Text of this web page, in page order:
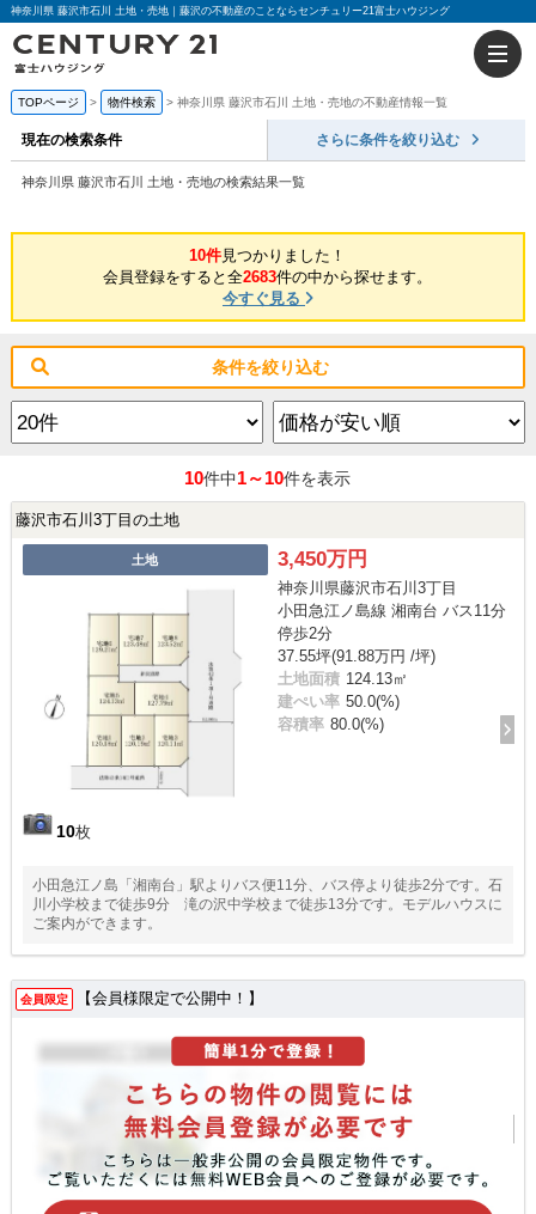
神奈川県 藤沢市石川 土地・売地｜藤沢の不動産のことならセンチュリー21富士ハウジング
TOPページ 物件検索 神奈川県 藤沢市石川 土地・売地の不動産情報一覧
現在の検索条件 さらに条件を絞り込む
神奈川県 藤沢市石川 土地・売地の検索結果一覧
10件見つかりました！
会員登録をすると全2683件の中から探せます。
今すぐ見る
条件を絞り込む
10件中1～10件を表示
藤沢市石川3丁目の土地
土地
10枚
3,450万円
神奈川県藤沢市石川3丁目
小田急江ノ島線 湘南台 バス11分
停歩2分
37.55坪(91.88万円 /坪)
土地面積 124.13㎡
建ぺい率 50.0(%)
容積率 80.0(%)
小田急江ノ島「湘南台」駅よりバス便11分、バス停より徒歩2分です。石
川小学校まで徒歩9分 滝の沢中学校まで徒歩13分です。モデルハウスに
ご案内ができます。
会員限定 【会員様限定で公開中！】